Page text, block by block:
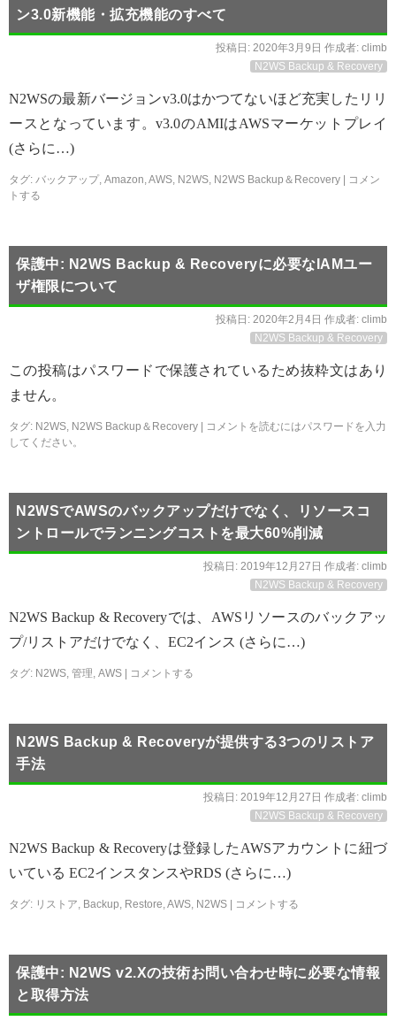
ン3.0新機能・拡充機能のすべて
投稿日: 2020年3月9日 作成者: climb
N2WS Backup & Recovery
N2WSの最新バージョンv3.0はかつてないほど充実したリリ
ースとなっています。v3.0のAMIはAWSマーケットプレイ
(さらに…)
タグ: バックアップ, Amazon,AWS, N2WS, N2WS Backup＆Recovery
コメン
トする
保護中: N2WS Backup & Recoveryに必要なIAMユー
ザ権限について
投稿日: 2020年2月4日 作成者: climb
N2WS Backup & Recovery
この投稿はパスワードで保護されているため抜粋文はあり
ません。
タグ: N2WS, N2WS Backup＆Recovery
コメントを読むにはパスワードを入力
してください。
N2WSでAWSのバックアップだけでなく、リソースコ
ントロールでランニングコストを最大60%削減
投稿日: 2019年12月27日 作成者: climb
N2WS Backup & Recovery
N2WS Backup & Recoveryでは、AWSリソースのバックアッ
プ/リストアだけでなく、EC2インス (さらに…)
タグ: N2WS, 管理, AWS コメントする
N2WS Backup & Recoveryが提供する3つのリストア
手法
投稿日: 2019年12月27日 作成者: climb
N2WS Backup & Recovery
N2WS Backup & Recoveryは登録したAWSアカウントに紐づ
いている EC2インスタンスやRDS (さらに…)
タグ: リストア, Backup, Restore,AWS, N2WS コメントする
保護中: N2WS v2.Xの技術お問い合わせ時に必要な情報
と取得方法